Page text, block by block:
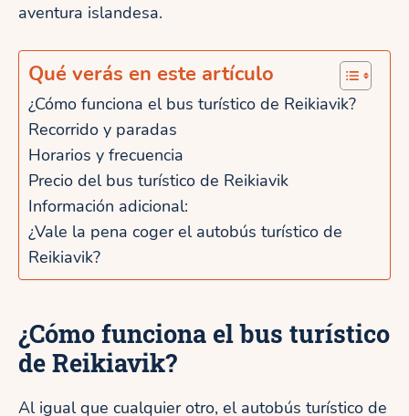
aventura islandesa.
Qué verás en este artículo
¿Cómo funciona el bus turístico de Reikiavik?
Recorrido y paradas
Horarios y frecuencia
Precio del bus turístico de Reikiavik
Información adicional:
¿Vale la pena coger el autobús turístico de
Reikiavik?
¿Cómo funciona el bus turístico
de Reikiavik?
Al igual que cualquier otro, el autobús turístico de